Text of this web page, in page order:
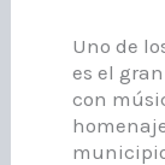
Uno de
es el
con